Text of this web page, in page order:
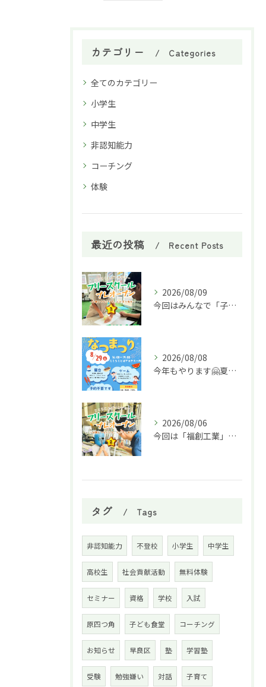
カテゴリー Categories
全てのカテゴリー
小学生
中学生
非認知能力
コーチング
体験
最近の投稿 Recent Posts
2026/08/09
今回はみんなで「子ども食堂」のカレー作りに挑戦！
2026/08/08
今年もやります🤗夏祭り🌈
2026/08/06
今回は「福創工業」様へ企業訪問に行ってきました！🏭✨
タグ Tags
非認知能力 不登校 小学生 中学生
高校生 社会貢献活動 無料体験
セミナー 資格 学校 入試
原四つ角 子ども食堂 コーチング
お知らせ 早良区 塾 学習塾
受験 勉強嫌い 対話 子育て